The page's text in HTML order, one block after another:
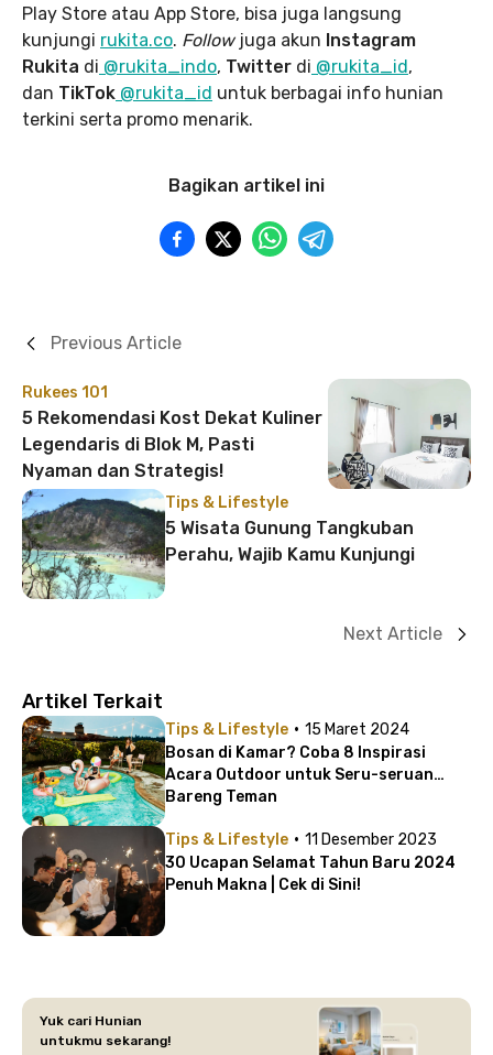
Play Store atau App Store, bisa juga langsung
kunjungi rukita.co. Followjuga akun Instagram
Rukita di @rukita_indo, Twitter di @rukita_id ,
dan TikTok @rukita_id untuk berbagai info hunian
terkini serta promo menarik.
Bagikan artikel ini
Rukees 101
5 Rekomendasi Kost Dekat Kuliner
Legendaris di Blok M, Pasti
Nyaman dan Strategis!
Previous Article
Tips & Lifestyle
5 Wisata Gunung Tangkuban
Perahu, Wajib Kamu Kunjungi
Next Article
Artikel Terkait
Tips & Lifestyle · 15 Maret 2024
Bosan di Kamar? Coba 8 Inspirasi
Acara Outdoor untuk Seru-seruan
Bareng Teman
Tips & Lifestyle · 11 Desember 2023
30 Ucapan Selamat Tahun Baru 2024
Penuh Makna | Cek di Sini!
Yuk cari Hunian
untukmu sekarang!